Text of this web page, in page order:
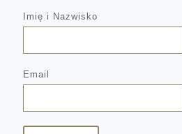
Imię i Nazwisko
Email